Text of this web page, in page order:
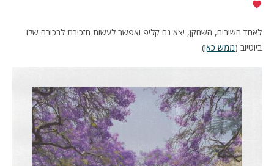
לאחד השירים, השחקן, יצא גם קליפ ואפשר לעשות תזכורת לבכורה שלו
ביוטיוב (ממש כאן)